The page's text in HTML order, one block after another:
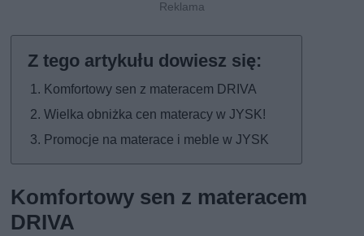
Komfortowy sen z materacem DRIVA
Wielka obniżka cen materacy w JYSK!
Promocje na materace i meble w JYSK
Komfortowy sen z materacem
DRIVA